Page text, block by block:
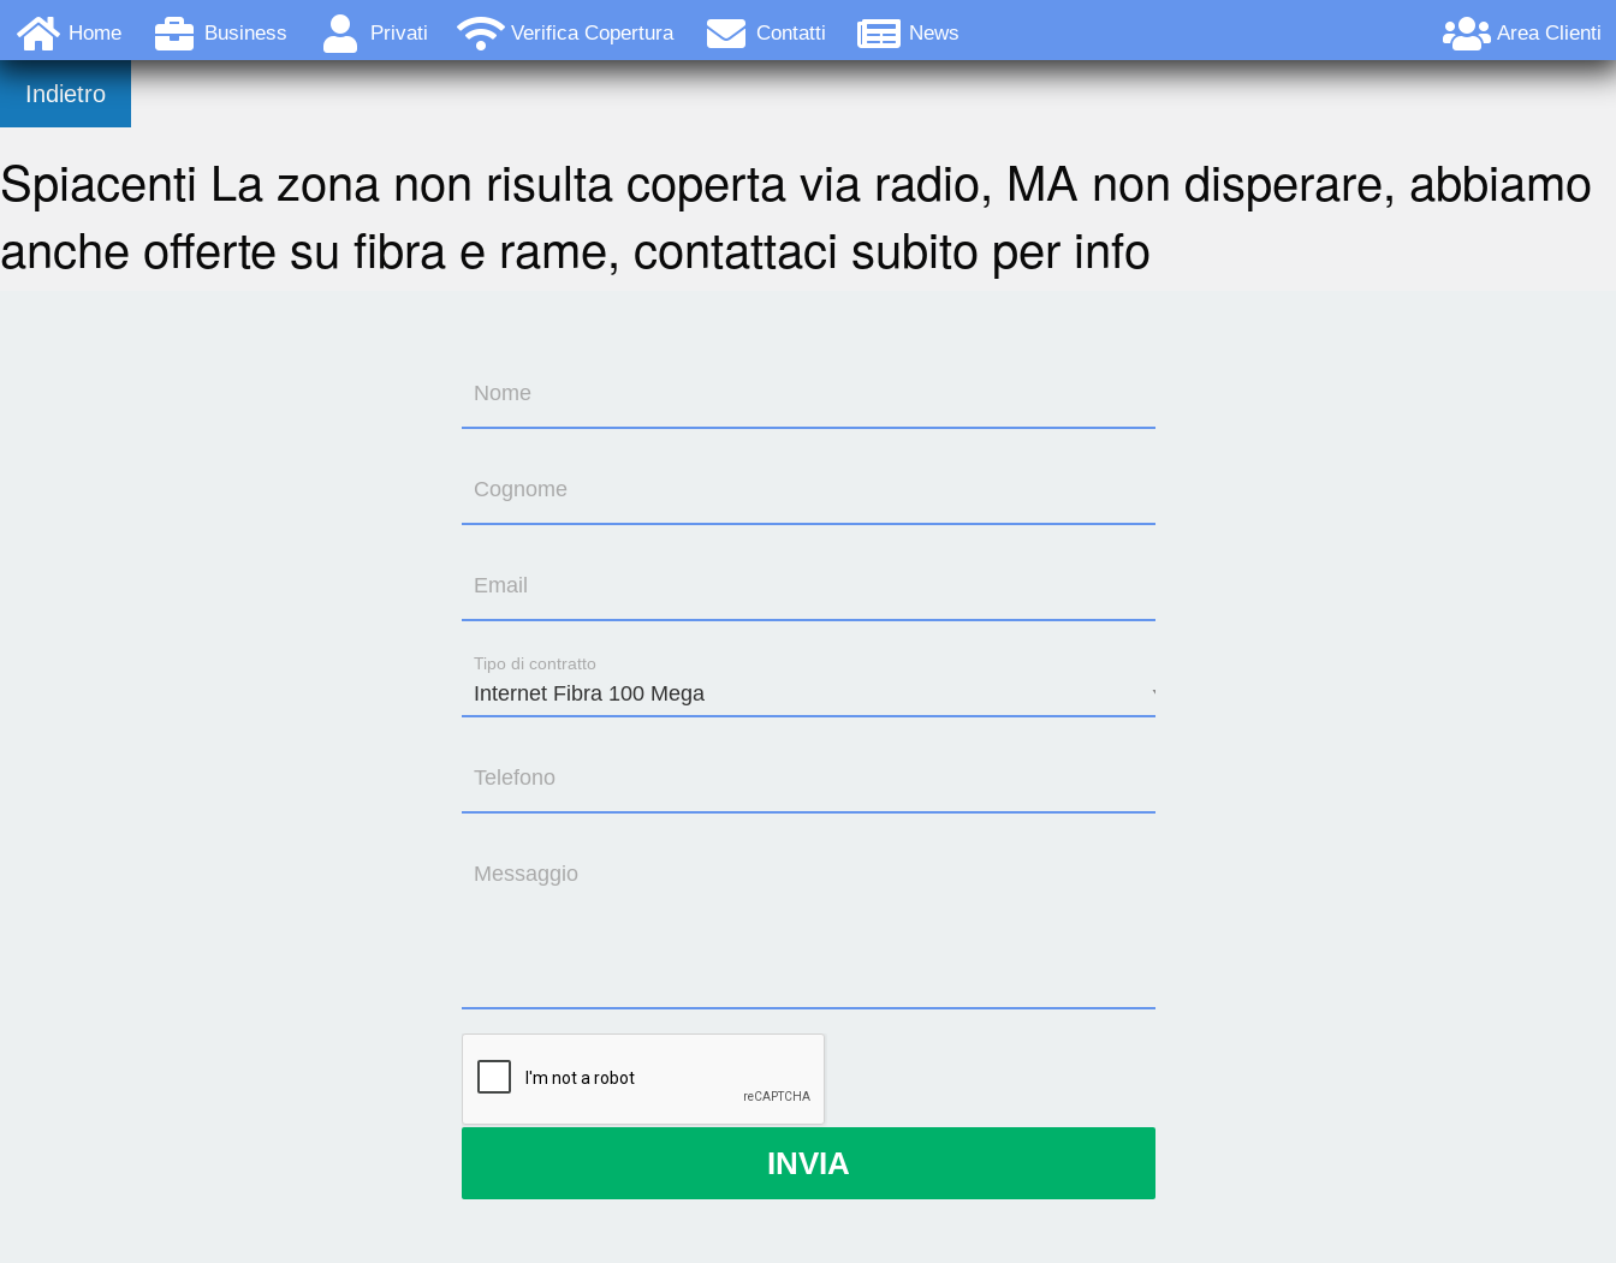
Home Business Privati Verifica Copertura Contatti News Area Clienti
Indietro
Spiacenti La zona non risulta coperta via radio, MA non disperare, abbiamo
anche offerte su fibra e rame, contattaci subito per info
Nome
Cognome
Email
Tipo di contratto
Telefono
Messaggio
INVIA